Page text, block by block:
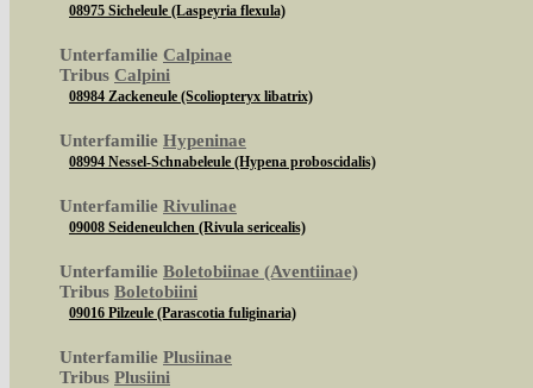
08975 Sicheleule (Laspeyria flexula)
Unterfamilie Calpinae
Tribus Calpini
08984 Zackeneule (Scoliopteryx libatrix)
Unterfamilie Hypeninae
08994 Nessel-Schnabeleule (Hypena proboscidalis)
Unterfamilie Rivulinae
09008 Seideneulchen (Rivula sericealis)
Unterfamilie Boletobiinae (Aventiinae)
Tribus Boletobiini
09016 Pilzeule (Parascotia fuliginaria)
Unterfamilie Plusiinae
Tribus Plusiini